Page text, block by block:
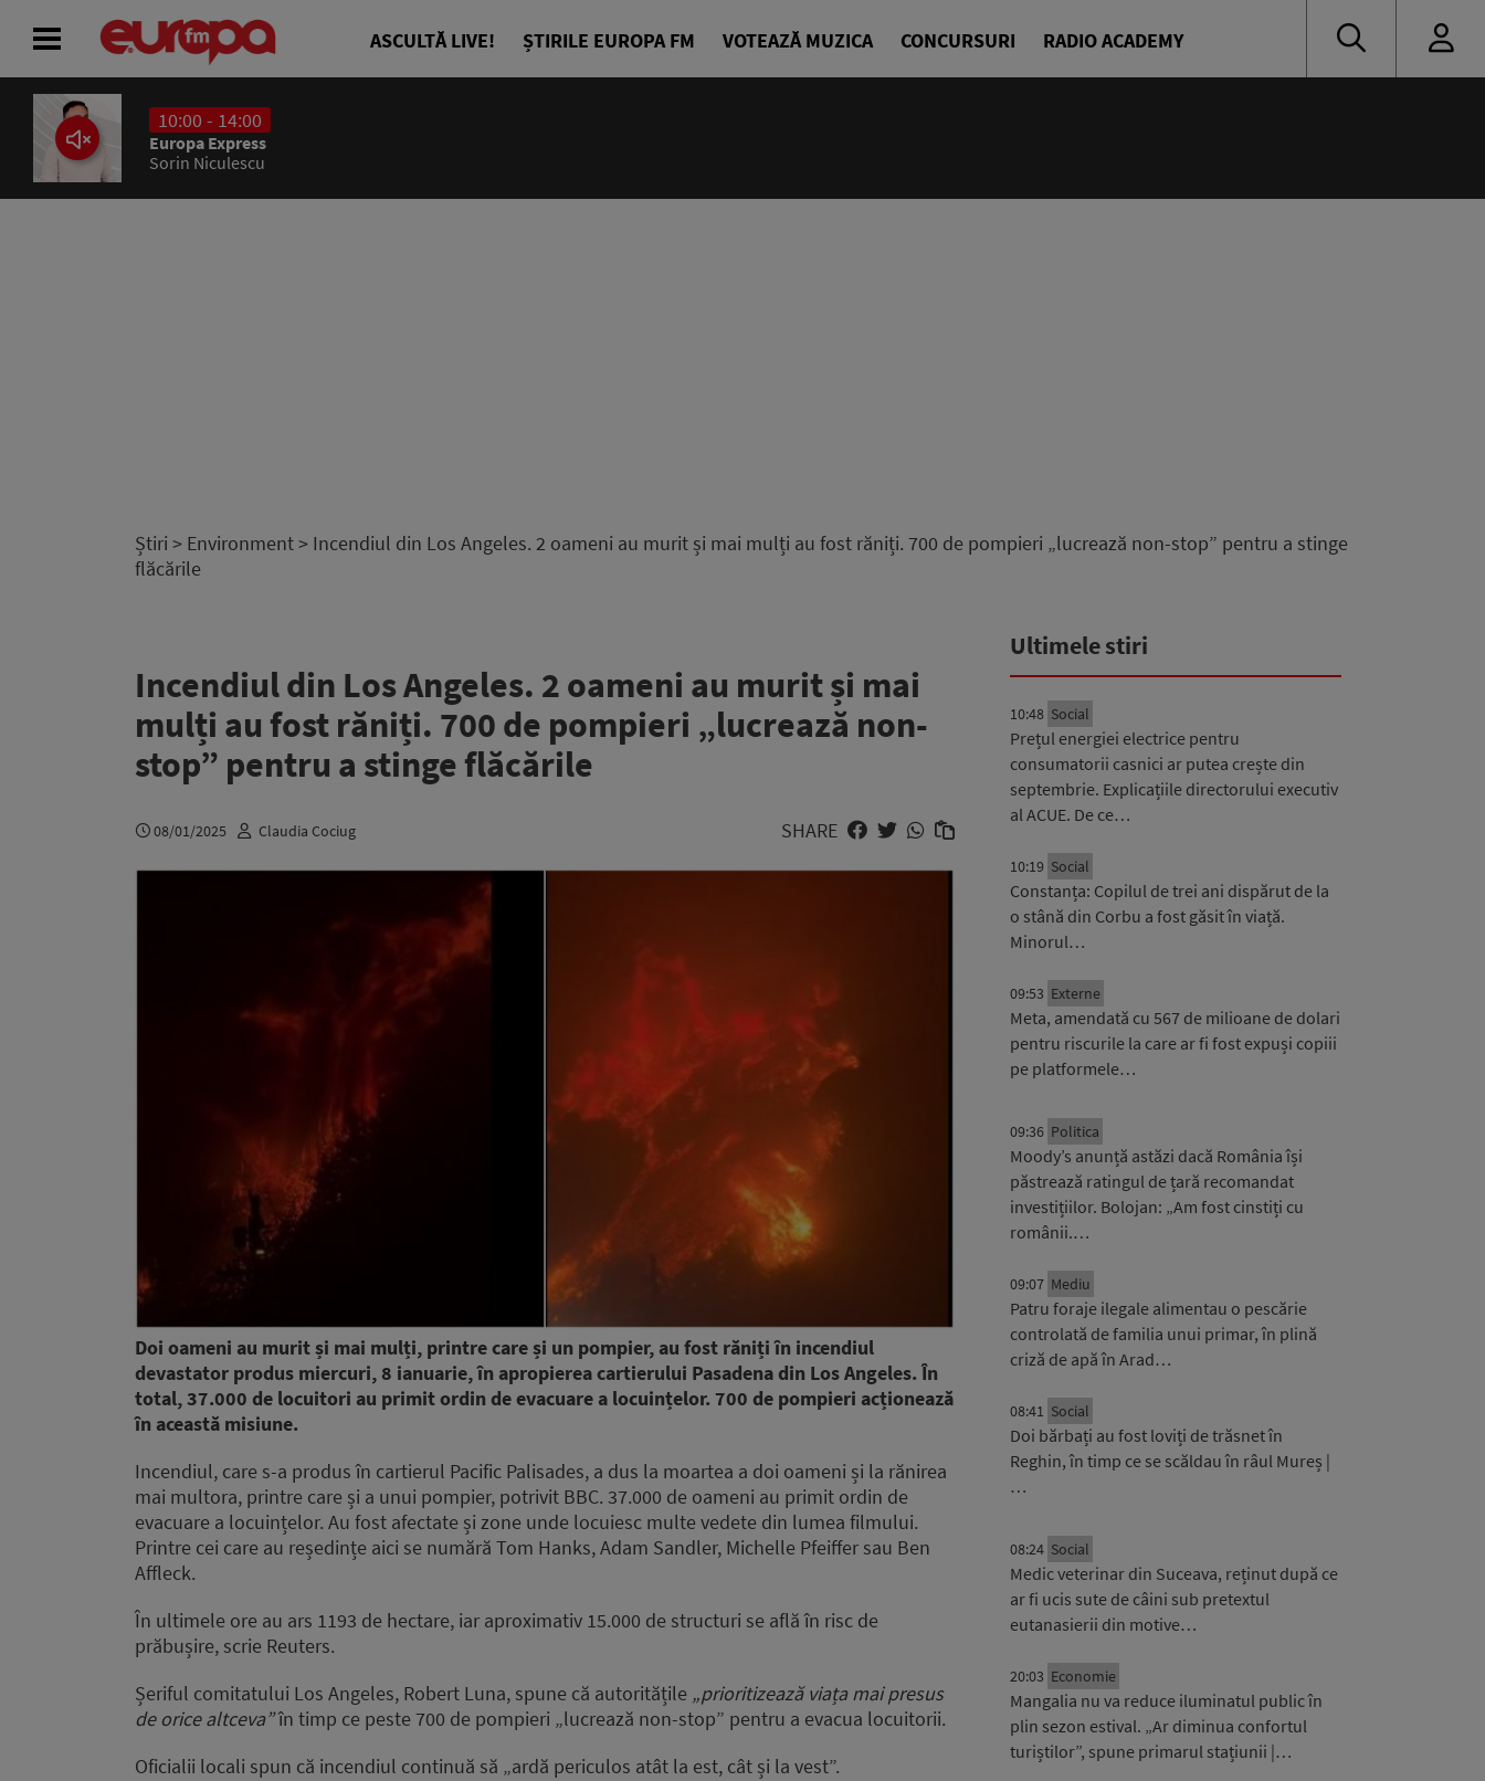
ASCULTĂ LIVE! ȘTIRILE EUROPA FM VOTEAZĂ MUZICA CONCURSURI RADIO ACADEMY
10:00 - 14:00
Europa Express
Sorin Niculescu
Știri > Environment> Incendiul din Los Angeles. 2 oameni au murit și mai mulți au fost răniți. 700 de pompieri „lucrează non-stop” pentru a stinge
flăcările
Incendiul din Los Angeles. 2 oameni au murit și mai
mulți au fost răniți. 700 de pompieri „lucrează non-
stop” pentru a stinge flăcările
08/01/2025 Claudia Cociug SHARE
Doi oameni au murit și mai mulți, printre care și un pompier, au fost răniți în incendiul
devastator produs miercuri, 8 ianuarie, în apropierea cartierului Pasadena din Los Angeles. În
total, 37.000 de locuitori au primit ordin de evacuare a locuințelor. 700 de pompieri acționează
în această misiune.
Incendiul, care s-a produs în cartierul Pacific Palisades, a dus la moartea a doi oameni și la rănirea
mai multora, printre care și a unui pompier, potrivit BBC. 37.000 de oameni au primit ordin de
evacuare a locuințelor. Au fost afectate și zone unde locuiesc multe vedete din lumea filmului.
Printre cei care au reședințe aici se numără Tom Hanks, Adam Sandler, Michelle Pfeiffer sau Ben
Affleck.
În ultimele ore au ars 1193 de hectare, iar aproximativ 15.000 de structuri se află în risc de
prăbușire, scrie Reuters.
Șeriful comitatului Los Angeles, Robert Luna, spune că autoritățile „prioritizează viața mai presus
de orice altceva”în timp ce peste 700 de pompieri „lucrează non-stop” pentru a evacua locuitorii.
Oficialii locali spun că incendiul continuă să „ardă periculos atât la est, cât și la vest”.
Ultimele stiri
10:48 Social
Prețul energiei electrice pentru
consumatorii casnici ar putea crește din
septembrie. Explicațiile directorului executiv
al ACUE. De ce…
10:19 Social
Constanța: Copilul de trei ani dispărut de la
o stână din Corbu a fost găsit în viață.
Minorul…
09:53 Externe
Meta, amendată cu 567 de milioane de dolari
pentru riscurile la care ar fi fost expuși copiii
pe platformele…
09:36 Politica
Moody’s anunță astăzi dacă România își
păstrează ratingul de țară recomandat
investițiilor. Bolojan: „Am fost cinstiți cu
românii.…
09:07 Mediu
Patru foraje ilegale alimentau o pescărie
controlată de familia unui primar, în plină
criză de apă în Arad…
08:41 Social
Doi bărbați au fost loviți de trăsnet în
Reghin, în timp ce se scăldau în râul Mureș |
…
08:24 Social
Medic veterinar din Suceava, reținut după ce
ar fi ucis sute de câini sub pretextul
eutanasierii din motive…
20:03 Economie
Mangalia nu va reduce iluminatul public în
plin sezon estival. „Ar diminua confortul
turiștilor”, spune primarul stațiunii |…
ACASĂ
ȘTIRI